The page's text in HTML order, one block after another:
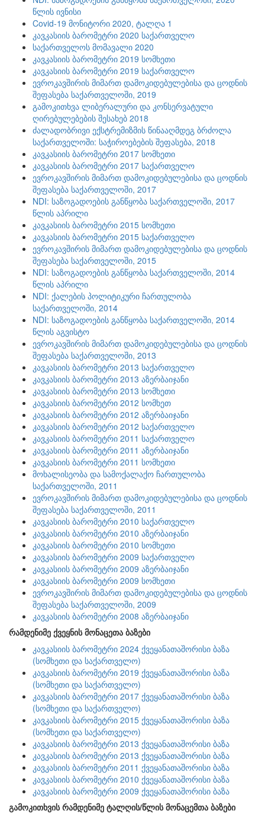
წლის ივნისი
Covid-19 მონიტორი 2020, ტალღა 1
კავკასიის ბარომეტრი 2020 საქართველო
საქართველოს მომავალი 2020
კავკასიის ბარომეტრი 2019 სომხეთი
კავკასიის ბარომეტრი 2019 საქართველო
ევროკავშირის მიმართ დამოკიდებულებისა და ცოდნის
შეფასება საქართველოში, 2019
გამოკითხვა ლიბერალური და კონსერვატული
ღირებულებების შესახებ 2018
ძალადობრივი ექსტრემიზმის წინააღმდეგ ბრძოლა
საქართველოში: საჭიროებების შეფასება, 2018
კავკასიის ბარომეტრი 2017 სომხეთი
კავკასიის ბარომეტრი 2017 საქართველო
ევროკავშირის მიმართ დამოკიდებულებისა და ცოდნის
შეფასება საქართველოში, 2017
NDI: საზოგადოების განწყობა საქართველოში, 2017
წლის აპრილი
კავკასიის ბარომეტრი 2015 სომხეთი
კავკასიის ბარომეტრი 2015 საქართველო
ევროკავშირის მიმართ დამოკიდებულებისა და ცოდნის
შეფასება საქართველოში, 2015
NDI: საზოგადოების განწყობა საქართველოში, 2014
წლის აპრილი
NDI: ქალების პოლიტიკური ჩართულობა
საქართველოში, 2014
NDI: საზოგადოების განწყობა საქართველოში, 2014
წლის აგვისტო
ევროკავშირის მიმართ დამოკიდებულებისა და ცოდნის
შეფასება საქართველოში, 2013
კავკასიის ბარომეტრი 2013 საქართველო
კავკასიის ბარომეტრი 2013 აზერბაიჯანი
კავკასიის ბარომეტრი 2013 სომხეთი
კავკასიის ბარომეტრი 2012 სომხეთ
კავკასიის ბარომეტრი 2012 აზერბაიჯანი
კავკასიის ბარომეტრი 2012 საქართველო
კავკასიის ბარომეტრი 2011 საქართველო
კავკასიის ბარომეტრი 2011 აზერბაიჯანი
კავკასიის ბარომეტრი 2011 სომხეთი
მოხალისეობა და სამოქალაქო ჩართულობა
საქართველოში, 2011
ევროკავშირის მიმართ დამოკიდებულებისა და ცოდნის
შეფასება საქართველოში, 2011
კავკასიის ბარომეტრი 2010 საქართველო
კავკასიის ბარომეტრი 2010 აზერბაიჯანი
კავკასიის ბარომეტრი 2010 სომხეთი
კავკასიის ბარომეტრი 2009 საქართველო
კავკასიის ბარომეტრი 2009 აზერბაიჯანი
კავკასიის ბარომეტრი 2009 სომხეთი
ევროკავშირის მიმართ დამოკიდებულებისა და ცოდნის
შეფასება საქართველოში, 2009
კავკასიის ბარომეტრი 2008 აზერბაიჯანი
რამდენიმე ქვეყნის მონაცეთა ბაზები
კავკასიის ბარომეტრი 2024 ქვეყანათაშორისი ბაზა
(სომხეთი და საქართველო)
კავკასიის ბარომეტრი 2019 ქვეყანათაშორისი ბაზა
(სომხეთი და საქართველო)
კავკასიის ბარომეტრი 2017 ქვეყანათაშორისი ბაზა
(სომხეთი და საქართველო)
კავკასიის ბარომეტრი 2015 ქვეყანათაშორისი ბაზა
(სომხეთი და საქართველო)
კავკასიის ბარომეტრი 2013 ქვეყანათაშორისი ბაზა
კავკასიის ბარომეტრი 2013 ქვეყანათაშორისი ბაზა
კავკასიის ბარომეტრი 2011 ქვეყანათაშორისი ბაზა
კავკასიის ბარომეტრი 2010 ქვეყანათაშორისი ბაზა
კავკასიის ბარომეტრი 2009 ქვეყანათაშორისი ბაზა
გამოკითხვის რამდენიმე ტალღის/წლის მონაცემთა ბაზები